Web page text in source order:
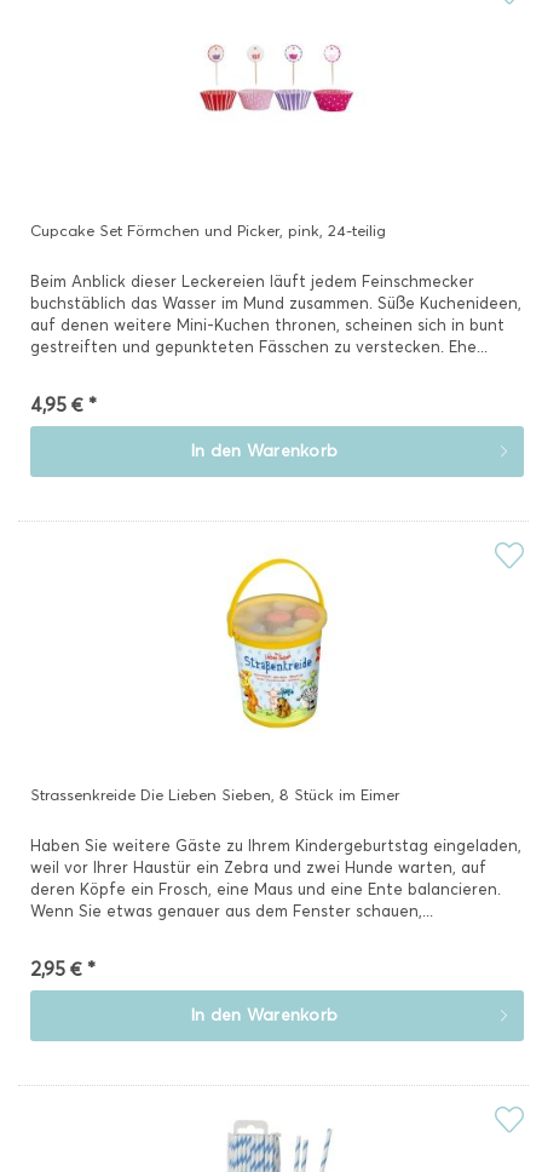
Cupcake Set Förmchen und Picker, pink, 24-teilig
Beim Anblick dieser Leckereien läuft jedem Feinschmecker
buchstäblich das Wasser im Mund zusammen. Süße Kuchenideen,
auf denen weitere Mini-Kuchen thronen, scheinen sich in bunt
gestreiften und gepunkteten Fässchen zu verstecken. Ehe...
4,95 € *
In den Warenkorb
Strassenkreide Die Lieben Sieben, 8 Stück im Eimer
Haben Sie weitere Gäste zu Ihrem Kindergeburtstag eingeladen,
weil vor Ihrer Haustür ein Zebra und zwei Hunde warten, auf
deren Köpfe ein Frosch, eine Maus und eine Ente balancieren.
Wenn Sie etwas genauer aus dem Fenster schauen,...
2,95 € *
In den Warenkorb